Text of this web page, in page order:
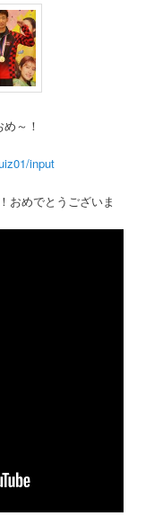
～！
input
おめでとうございま